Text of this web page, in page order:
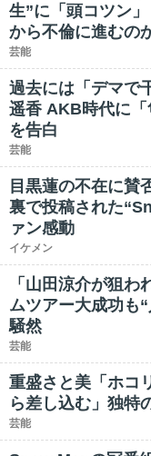
生”に「頭コツン
から不倫に進むの
芸能
過去には「デマで
遥香 AKB時代に
を告白
芸能
目黒蓮の不在に
裏で投稿された
ァン感動
イケメン
「山田涼介が狙
ムツアー大成功も
騒然
芸能
重盛さと美「ホコ
ら差し込む」独特
芸能